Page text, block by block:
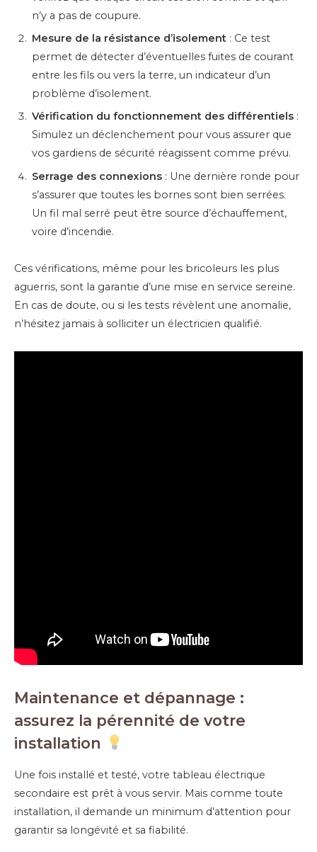
n’y a pas de coupure.
Mesure de la résistance d’isolement : Ce test
permet de détecter d’éventuelles fuites de courant
entre les fils ou vers la terre, un indicateur d’un
problème d’isolement.
Vérification du fonctionnement des différentiels :
Simulez un déclenchement pour vous assurer que
vos gardiens de sécurité réagissent comme prévu.
Serrage des connexions : Une dernière ronde pour
s’assurer que toutes les bornes sont bien serrées.
Un fil mal serré peut être source d’échauffement,
voire d’incendie.
Ces vérifications, même pour les bricoleurs les plus
aguerris, sont la garantie d’une mise en service sereine.
En cas de doute, ou si les tests révèlent une anomalie,
n’hésitez jamais à solliciter un électricien qualifié.
Maintenance et dépannage :
assurez la pérennité de votre
installation
Une fois installé et testé, votre tableau électrique
secondaire est prêt à vous servir. Mais comme toute
installation, il demande un minimum d’attention pour
garantir sa longévité et sa fiabilité.